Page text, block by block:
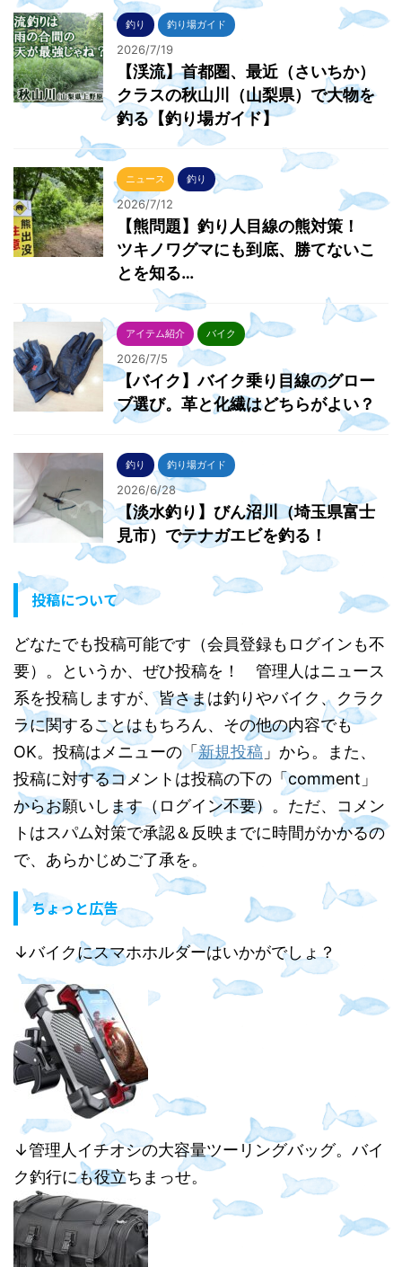
釣り 釣り場ガイド
2026/7/19
【渓流】首都圏、最近（さいちか）
クラスの秋山川（山梨県）で大物を
釣る【釣り場ガイド】
ニュース 釣り
2026/7/12
【熊問題】釣り人目線の熊対策！
ツキノワグマにも到底、勝てないこ
とを知る…
アイテム紹介 バイク
2026/7/5
【バイク】バイク乗り目線のグロー
ブ選び。革と化繊はどちらがよい？
釣り 釣り場ガイド
2026/6/28
【淡水釣り】びん沼川（埼玉県富士
見市）でテナガエビを釣る！
投稿について
どなたでも投稿可能です（会員登録もログインも不
要）。というか、ぜひ投稿を！ 管理人はニュース
系を投稿しますが、皆さまは釣りやバイク、クラク
ラに関することはもちろん、その他の内容でも
OK。投稿はメニューの「新規投稿 」から。また、
投稿に対するコメントは投稿の下の「comment」
からお願いします（ログイン不要）。ただ、コメン
トはスパム対策で承認＆反映までに時間がかかるの
で、あらかじめご了承を。
ちょっと広告
↓バイクにスマホホルダーはいかがでしょ？
↓管理人イチオシの大容量ツーリングバッグ。バイ
ク釣行にも役立ちまっせ。